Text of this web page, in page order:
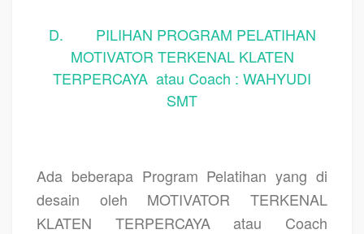
D. PILIHAN PROGRAM PELATIHAN
MOTIVATOR TERKENAL KLATEN
TERPERCAYA atau Coach : WAHYUDI
SMT
Ada beberapa Program Pelatihan yang di
desain oleh MOTIVATOR TERKENAL
KLATEN TERPERCAYA atau Coach